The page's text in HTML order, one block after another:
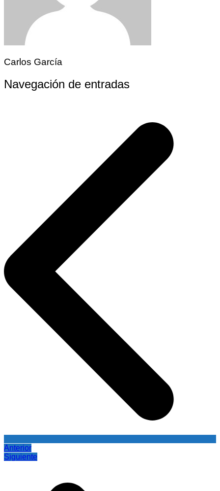
Carlos García
Navegación de entradas
Anterior
Siguiente